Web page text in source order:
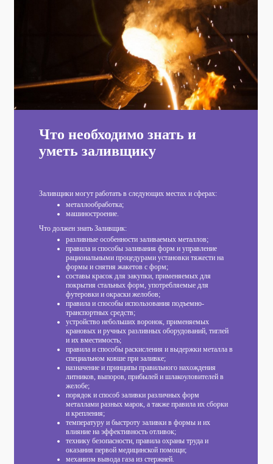
Что необходимо знать и
уметь заливщику
Заливщики могут работать в следующих местах и сферах:
металлообработка;
машиностроение.
Что должен знать Заливщик:
разливные особенности заливаемых металлов;
правила и способы заливания форм и управление
рациональными процедурами установки тяжести на
формы и снятия жакетов с форм;
составы красок для закупки, применяемых для
покрытия стальных форм, употребляемые для
футеровки и окраски желобов;
правила и способы использования подъемно-
транспортных средств;
устройство небольших воронок, применяемых
крановых и ручных разливных оборудований, тиглей
и их вместимость;
правила и способы раскисления и выдержки металла в
специальном ковше при заливке;
назначение и принципы правильного нахождения
литников, выпоров, прибылей и шлакоуловителей в
желобе;
порядок и способ заливки различных форм
металлами разных марок, а также правила их сборки
и крепления;
температуру и быстроту заливки в формы и их
влияние на эффективность отливок;
технику безопасности, правила охраны труда и
оказания первой медицинской помощи;
механизм вывода газа из стержней.